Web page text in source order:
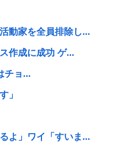
動家を全員排除し...
作成に成功 ゲ...
チョ...
」
よ」ワイ「すいま...